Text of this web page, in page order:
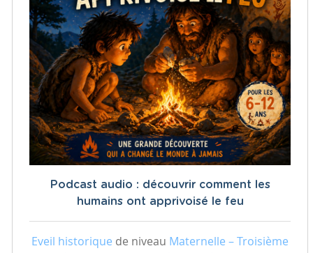
Podcast audio : découvrir comment les
humains ont apprivoisé le feu
Eveil historique de niveau Maternelle – Troisième